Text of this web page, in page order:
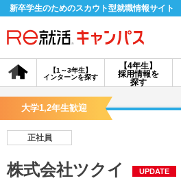
新卒学生のためのスカウト型就職情報サイト
【4年生】
採用情報を
探す
【1～3年生】
インターンを探す
会員登録
探す
大学1,2年生歓迎
正社員
株式会社ツクイ UPDATE